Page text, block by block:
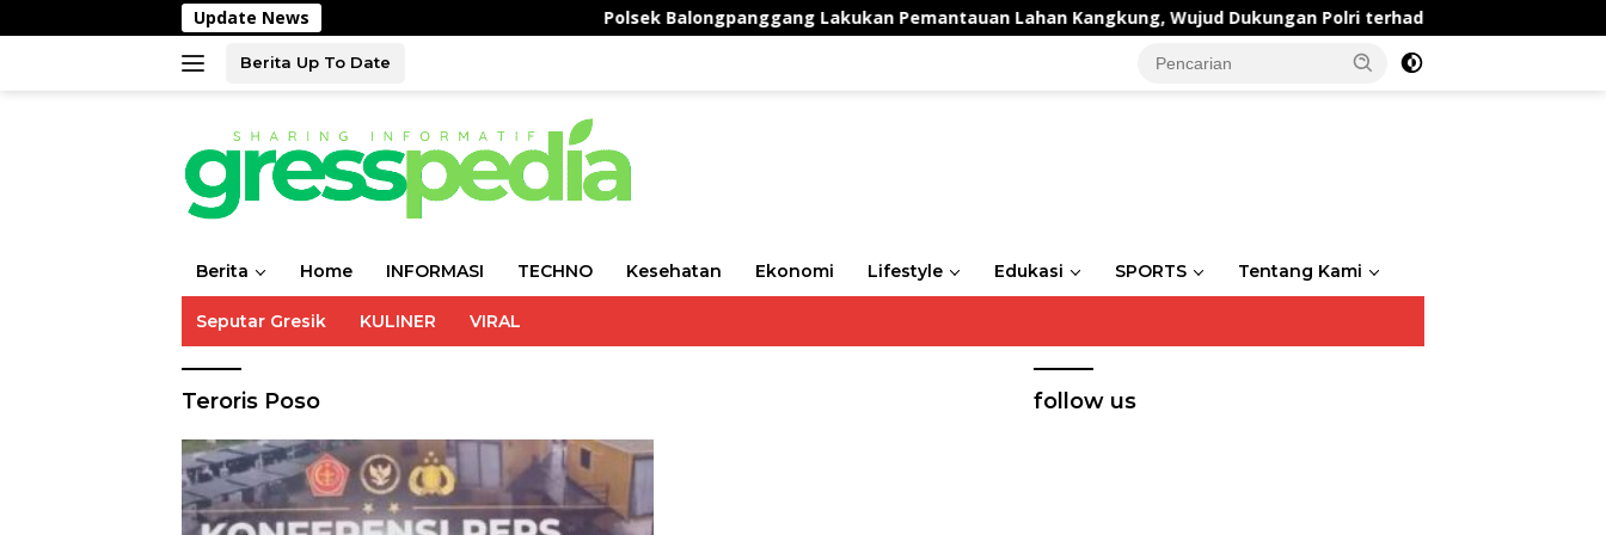
ke
Update News Polsek Balongpanggang Lakukan Pemantauan Lahan Kangkung, Wujud Dukungan Polri terhadap Ketahanan Pangan
Berita Up To Date
Berita Home INFORMASI TECHNO Kesehatan Ekonomi Lifestyle Edukasi SPORTS Tentang Kami
Seputar Gresik KULINER VIRAL
Teroris Poso follow us